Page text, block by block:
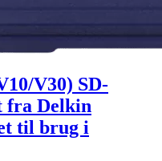
V30) SD-
fra Delkin
til brug i